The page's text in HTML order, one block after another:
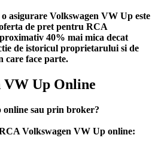
asigurare Volkswagen VW Up este
de pret pentru RCA
40% mai mica decat
de istoricul proprietarului si de
care face parte.
VW Up Online
sau prin broker?
Volkswagen VW Up online: